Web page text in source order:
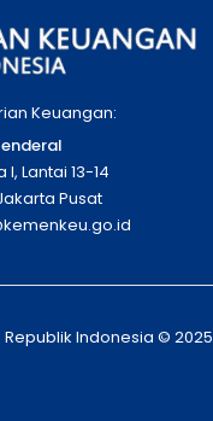
Keuangan:
Lantai 13-14
Pusat
Indonesia © 2025